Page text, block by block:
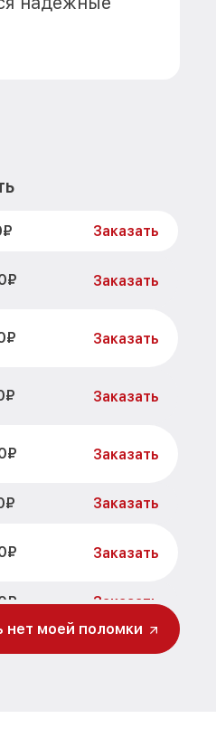
Заказать
Заказать
Заказать
Заказать
Заказать
Заказать
Заказать
Заказать
нет моей поломки